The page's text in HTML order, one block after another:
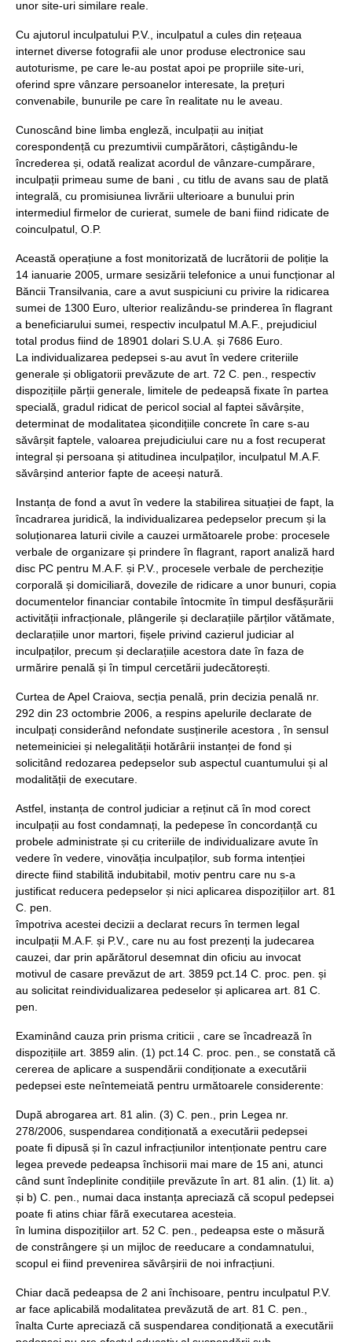
unor site-uri similare reale.
Cu ajutorul inculpatului P.V., inculpatul a cules din rețeaua
internet diverse fotografii ale unor produse electronice sau
autoturisme, pe care le-au postat apoi pe propriile site-uri,
oferind spre vânzare persoanelor interesate, la prețuri
convenabile, bunurile pe care în realitate nu le aveau.
Cunoscând bine limba engleză, inculpații au inițiat
corespondență cu prezumtivii cumpărători, câștigându-le
încrederea și, odată realizat acordul de vânzare-cumpărare,
inculpații primeau sume de bani , cu titlu de avans sau de plată
integrală, cu promisiunea livrării ulterioare a bunului prin
intermediul firmelor de curierat, sumele de bani fiind ridicate de
coinculpatul, O.P.
Această operațiune a fost monitorizată de lucrătorii de poliție la
14 ianuarie 2005, urmare sesizării telefonice a unui funcționar al
Băncii Transilvania, care a avut suspiciuni cu privire la ridicarea
sumei de 1300 Euro, ulterior realizându-se prinderea în flagrant
a beneficiarului sumei, respectiv inculpatul M.A.F., prejudiciul
total produs fiind de 18901 dolari S.U.A. și 7686 Euro.
La individualizarea pedepsei s-au avut în vedere criteriile
generale și obligatorii prevăzute de art. 72 C. pen., respectiv
dispozițiile părții generale, limitele de pedeapsă fixate în partea
specială, gradul ridicat de pericol social al faptei săvârșite,
determinat de modalitatea șicondițiile concrete în care s-au
săvârșit faptele, valoarea prejudiciului care nu a fost recuperat
integral și persoana și atitudinea inculpaților, inculpatul M.A.F.
săvârșind anterior fapte de aceeși natură.
Instanța de fond a avut în vedere la stabilirea situației de fapt, la
încadrarea juridică, la individualizarea pedepselor precum și la
soluționarea laturii civile a cauzei următoarele probe: procesele
verbale de organizare și prindere în flagrant, raport analiză hard
disc PC pentru M.A.F. și P.V., procesele verbale de percheziție
corporală și domiciliară, dovezile de ridicare a unor bunuri, copia
documentelor financiar contabile întocmite în timpul desfășurării
activității infracționale, plângerile și declarațiile părților vătămate,
declarațiile unor martori, fișele privind cazierul judiciar al
inculpaților, precum și declarațiile acestora date în faza de
urmărire penală și în timpul cercetării judecătorești.
Curtea de Apel Craiova, secția penală, prin decizia penală nr.
292 din 23 octombrie 2006, a respins apelurile declarate de
inculpați considerând nefondate susținerile acestora , în sensul
netemeiniciei și nelegalității hotărârii instanței de fond și
solicitând redozarea pedepselor sub aspectul cuantumului și al
modalității de executare.
Astfel, instanța de control judiciar a reținut că în mod corect
inculpații au fost condamnați, la pedepese în concordanță cu
probele administrate și cu criteriile de individualizare avute în
vedere în vedere, vinovăția inculpaților, sub forma intenției
directe fiind stabilită indubitabil, motiv pentru care nu s-a
justificat reducera pedepselor și nici aplicarea dispozițiilor art. 81
C. pen.
împotriva acestei decizii a declarat recurs în termen legal
inculpații M.A.F. și P.V., care nu au fost prezenți la judecarea
cauzei, dar prin apărătorul desemnat din oficiu au invocat
motivul de casare prevăzut de art. 3859 pct.14 C. proc. pen. și
au solicitat reindividualizarea pedeselor și aplicarea art. 81 C.
pen.
Examinând cauza prin prisma criticii , care se încadrează în
dispozițiile art. 3859 alin. (1) pct.14 C. proc. pen., se constată că
cererea de aplicare a suspendării condiționate a executării
pedepsei este neîntemeiată pentru următoarele considerente:
După abrogarea art. 81 alin. (3) C. pen., prin Legea nr.
278/2006, suspendarea condiționată a executării pedepsei
poate fi dipusă și în cazul infracțiunilor intenționate pentru care
legea prevede pedeapsa închisorii mai mare de 15 ani, atunci
când sunt îndeplinite condițiile prevăzute în art. 81 alin. (1) lit. a)
și b) C. pen., numai daca instanța apreciază că scopul pedepsei
poate fi atins chiar fără executarea acesteia.
în lumina dispozițiilor art. 52 C. pen., pedeapsa este o măsură
de constrângere și un mijloc de reeducare a condamnatului,
scopul ei fiind prevenirea săvârșirii de noi infracțiuni.
Chiar dacă pedeapsa de 2 ani închisoare, pentru inculpatul P.V.
ar face aplicabilă modalitatea prevăzută de art. 81 C. pen.,
înalta Curte apreciază că suspendarea condiționată a executării